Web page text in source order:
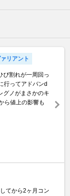
リアント
び割れが一周回っ
行ってアドバンd
グノがまさかのキ
ら値上の影響も
てから2ヶ月コン